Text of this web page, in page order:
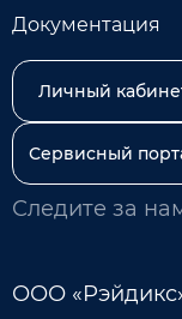
Документация
Личный
Сервисный
Следите за
ООО